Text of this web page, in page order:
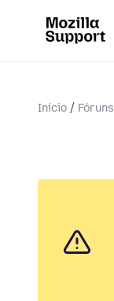
Início